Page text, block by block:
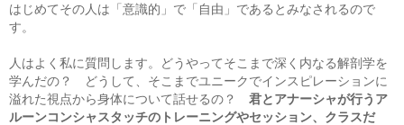
はじめてその人は「意識的」で「自由」であるとみなされるので
す。
人はよく私に質問します。どうやってそこまで深く内なる解剖学を
学んだの？ どうして、そこまでユニークでインスピレーションに
溢れた視点から身体について話せるの？ 君とアナーシャが行うア
ルーンコンシャスタッチのトレーニングやセッション、クラスだ